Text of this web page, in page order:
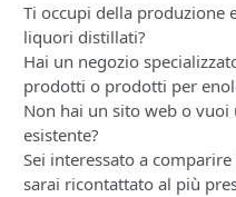
Ti occupi della produzione
liquori distillati?
Hai un negozio
prodotti o prodotti per
Non hai un sito web o
esistente?
Sei interessato a
sarai ricontattato al più